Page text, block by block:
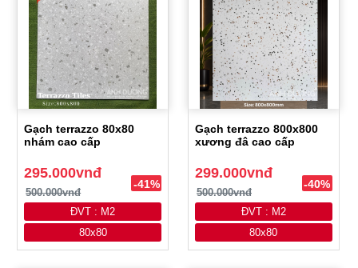
Gạch terrazzo 80x80
nhám cao cấp
295.000vnđ
500.000vnđ
-41%
ĐVT : M2
80x80
Gạch terrazzo 800x800
xương đâ cao cấp
299.000vnđ
500.000vnđ
-40%
ĐVT : M2
80x80